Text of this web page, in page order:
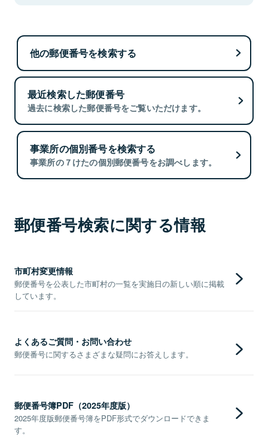
他の郵便番号を検索する
最近検索した郵便番号
過去に検索した郵便番号をご覧いただけます。
事業所の個別番号を検索する
事業所の７けたの個別郵便番号をお調べします。
郵便番号検索に関する情報
市町村変更情報
郵便番号を公表した市町村の一覧を実施日の新しい順に掲載
しています。
よくあるご質問・お問い合わせ
郵便番号に関するさまざまな疑問にお答えします。
郵便番号簿PDF（2025年度版）
2025年度版郵便番号簿をPDF形式でダウンロードできま
す。